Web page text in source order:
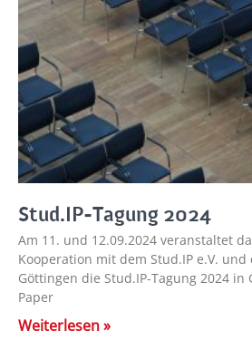
Stud.IP-Tagung 2024
Am 11. und 12.09.2024 veranstaltet
Kooperation mit dem Stud.IP e.V.
Göttingen die Stud.IP-Tagung 2024
Paper
Weiterlesen »